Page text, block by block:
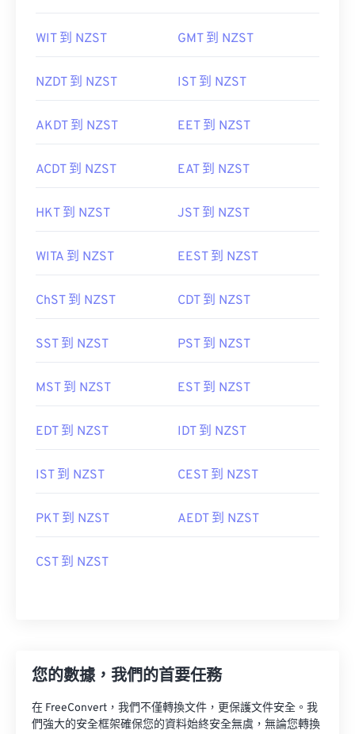
WIT 到 NZST GMT 到 NZST
NZDT 到 NZST IST 到 NZST
AKDT 到 NZST EET 到 NZST
ACDT 到 NZST EAT 到 NZST
HKT 到 NZST JST 到 NZST
WITA 到 NZST EEST 到 NZST
ChST 到 NZST CDT 到 NZST
SST 到 NZST PST 到 NZST
MST 到 NZST EST 到 NZST
EDT 到 NZST IDT 到 NZST
IST 到 NZST CEST 到 NZST
PKT 到 NZST AEDT 到 NZST
CST 到 NZST
您的數據，我們的首要任務
在 FreeConvert，我們不僅轉換文件，更保護文件安全。我
們強大的安全框架確保您的資料始終安全無虞，無論您轉換